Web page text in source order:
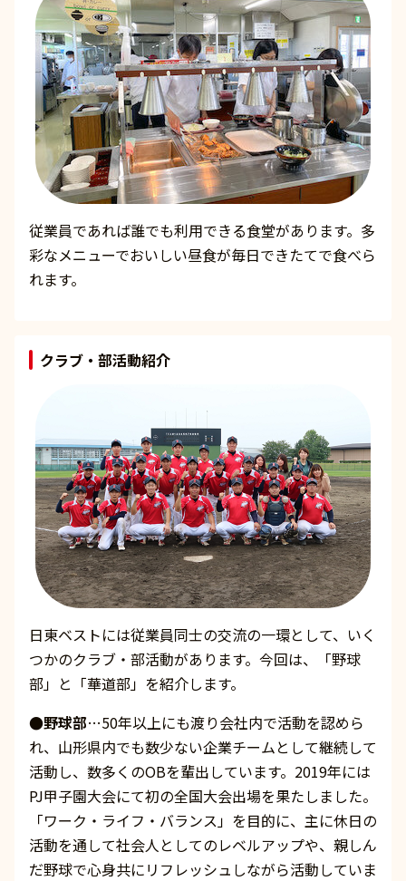
従業員であれば誰でも利用できる食堂があります。多
彩なメニューでおいしい昼食が毎日できたてで食べら
れます。
クラブ・部活動紹介
日東ベストには従業員同士の交流の一環として、いく
つかのクラブ・部活動があります。今回は、「野球
部」と「華道部」を紹介します。
●野球部…50年以上にも渡り会社内で活動を認めら
れ、山形県内でも数少ない企業チームとして継続して
活動し、数多くのOBを輩出しています。2019年には
PJ甲子園大会にて初の全国大会出場を果たしました。
「ワーク・ライフ・バランス」を目的に、主に休日の
活動を通して社会人としてのレベルアップや、親しん
だ野球で心身共にリフレッシュしながら活動していま